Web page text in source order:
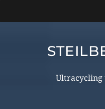
Ultracycling